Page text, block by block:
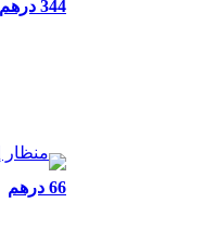
344 درهم
66 درهم